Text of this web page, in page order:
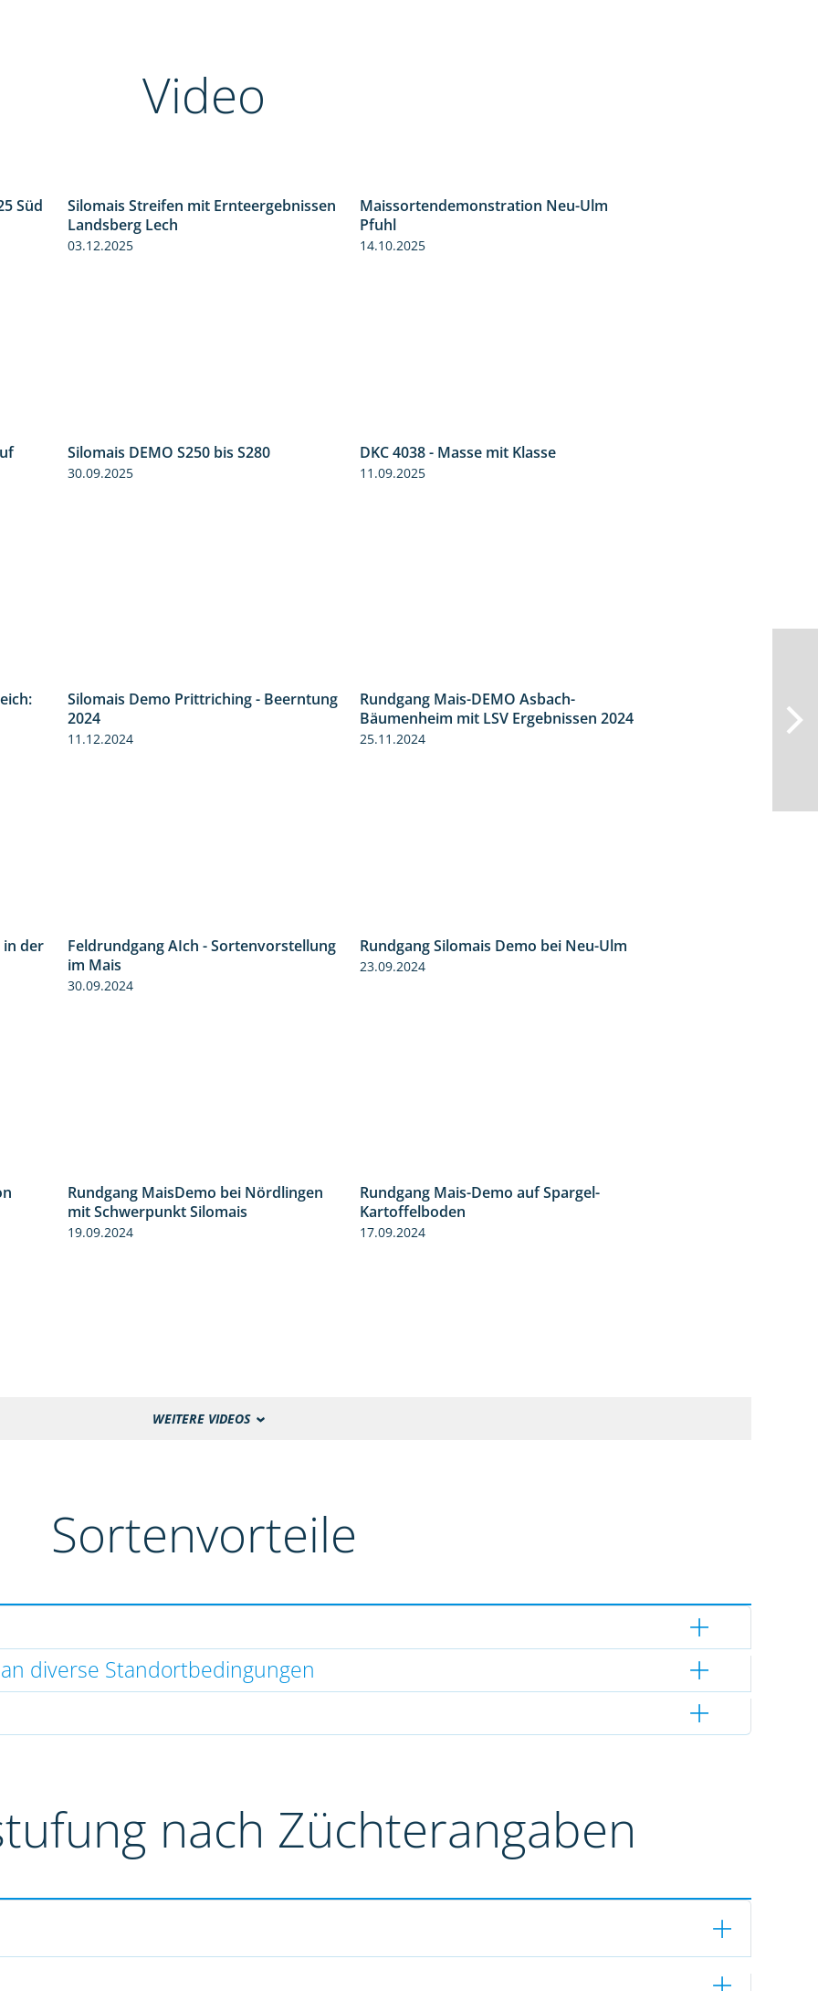
Video
Süd
Silomais Streifen mit Ernteergebnissen
Landsberg Lech
03.12.2025
Maissortendemonstration Neu-Ulm
Pfuhl
14.10.2025
Silomais DEMO S250 bis S280
30.09.2025
DKC 4038 - Masse mit Klasse
11.09.2025
Silomais Demo Prittriching - Beerntung
2024
11.12.2024
8:38
Rundgang Mais-DEMO Asbach-
Bäumenheim mit LSV Ergebnissen 2024
25.11.2024
in der
Feldrundgang AIch - Sortenvorstellung
im Mais
30.09.2024
Rundgang Silomais Demo bei Neu-Ulm
23.09.2024
10:51
Rundgang MaisDemo bei Nördlingen
mit Schwerpunkt Silomais
19.09.2024
Rundgang Mais-Demo auf Spargel-
Kartoffelboden
17.09.2024
WEITERE VIDEOS
Sortenvorteile
diverse Standortbedingungen
nach Züchterangaben